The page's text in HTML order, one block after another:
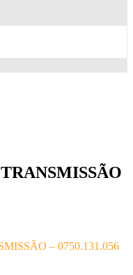
– 0750.131.056